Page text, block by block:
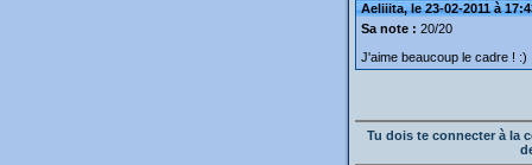
Aeliiita, le 23-02-2011 à
Sa note : 20/20
J'aime beaucoup le cadre ! :)
Tu dois te connecter à la